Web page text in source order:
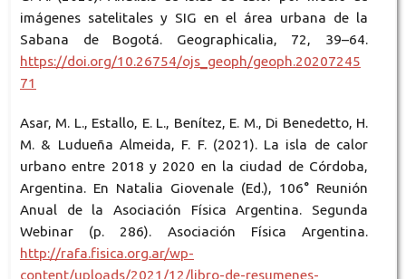
imágenes satelitales y SIG en el área urbana de la
Sabana de Bogotá. Geographicalia, 72, 39–64.
https://doi.org/10.26754/ojs_geoph/geoph.20207245
71
Asar, M. L., Estallo, E. L., Benítez, E. M., Di Benedetto, H.
M. & Ludueña Almeida, F. F. (2021). La isla de calor
urbano entre 2018 y 2020 en la ciudad de Córdoba,
Argentina. En Natalia Giovenale (Ed.), 106° Reunión
Anual de la Asociación Física Argentina. Segunda
Webinar (p. 286). Asociación Física Argentina.
http://rafa.fisica.org.ar/wp-
content/uploads/2021/12/libro-de-resumenes-